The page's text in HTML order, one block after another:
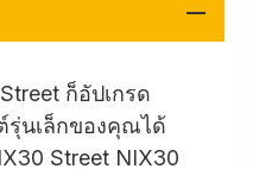
ก็อัปเกรด
รุ่นเล็กของคุณได้
Street NIX30